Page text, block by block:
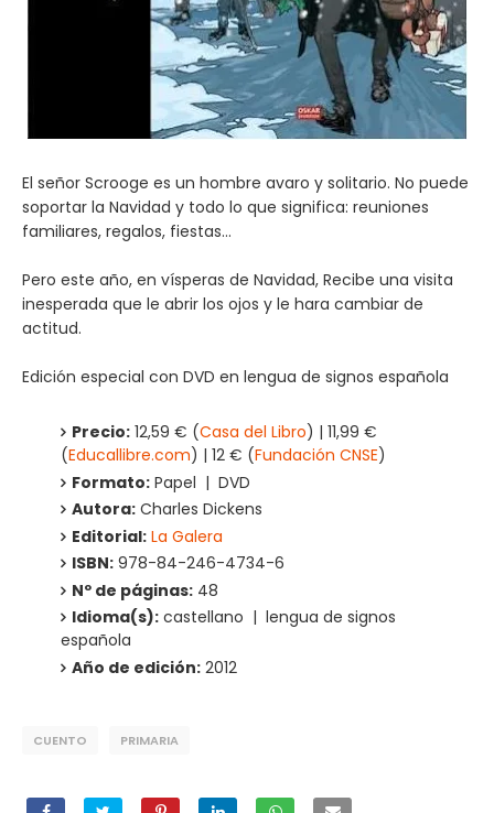
El señor Scrooge es un hombre avaro y solitario. No puede
soportar la Navidad y todo lo que significa: reuniones
familiares, regalos, fiestas...
Pero este año, en vísperas de Navidad, Recibe una visita
inesperada que le abrir los ojos y le hara cambiar de
actitud.
Edición especial con DVD en lengua de signos española
Precio: 12,59 € (Casa del Libro) | 11,99 €
(Educallibre.com) | 12 € (Fundación CNSE)
Formato: Papel | DVD
Autora: Charles Dickens
Editorial: La Galera
ISBN: 978-84-246-4734-6
Nº de páginas: 48
Idioma(s): castellano | lengua de signos
española
Año de edición: 2012
CUENTO PRIMARIA